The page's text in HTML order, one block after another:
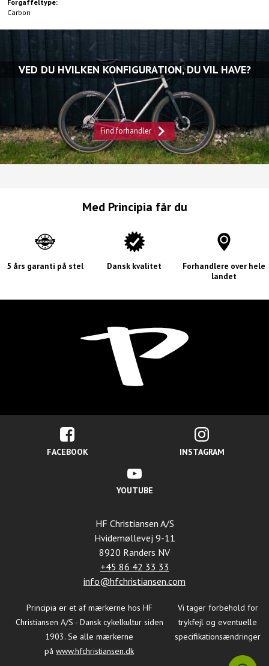
Forgaffeltype:
Carbon
VED DU HVILKEN KONFIGURATION, DU VIL HAVE?
Find forhandler
Med Principia får du
5 års garanti på stel Dansk kvalitet
Forhandlere over hele
landet
FACEBOOK INSTAGRAM
YOUTUBE
HF Christiansen A/S
Hvidemøllevej 9-11
8920 Randers NV
+45 86 42 33 33
info@hfchristiansen.com
Principia er et af mærkerne hos HF
Christiansen A/S - Dansk cykelkultur siden
1903. Se alle mærkerne
på www.hfchristiansen.dk
Vi tager forbehold for
trykfejl og eventuelle
specifikationsændringer